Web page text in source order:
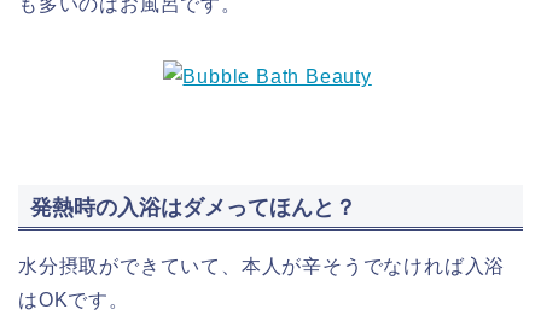
も多いのはお風呂です。
発熱時の入浴はダメってほんと？
水分摂取ができていて、本人が辛そうでなければ入浴
はOKです。